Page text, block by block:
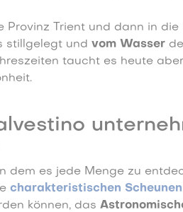
Provinz Trient und dann in die
stillgelegt und vom Wasser
taucht es heute
dem es jede Menge zu
charakteristischen
können, das